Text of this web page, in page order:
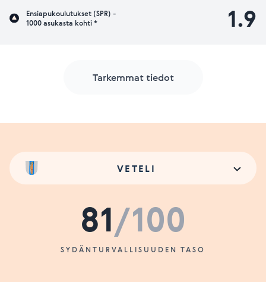
Ensiapukoulutukset (SPR) -
1000 asukasta kohti *
1.9
Tarkemmat tiedot
VETELI
81/100
SYDÄNTURVALLISUUDEN TASO